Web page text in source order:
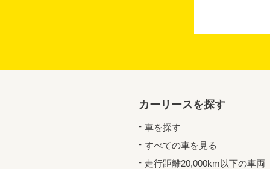
カーリースを探す
車を探す
すべての車を見る
走行距離20,000km以下の車両